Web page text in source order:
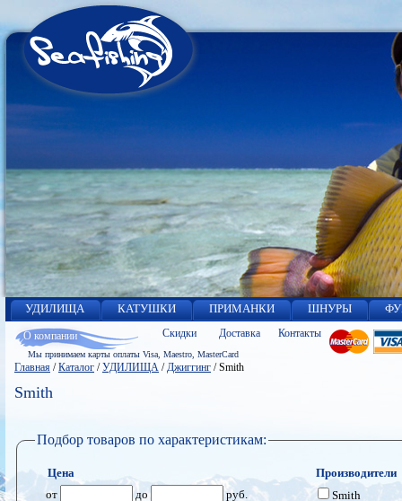
УДИЛИЩА КАТУШКИ ПРИМАНКИ ШНУРЫ
О компании Скидки Доставка Контакты
Мы принимаем карты оплаты Visa, Maestro, MasterCard
Главная /Каталог /УДИЛИЩА /Джиггинг /Smith
Smith
Подбор товаров по характеристикам:
Цена
от
до руб.
Производители
Smith